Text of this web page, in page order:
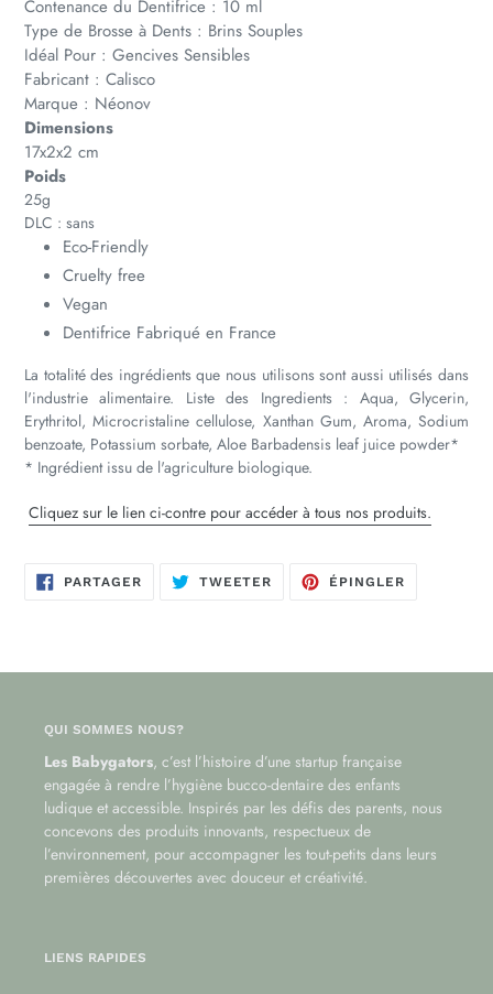
Contenance du Dentifrice : 10 ml
Type de Brosse à Dents : Brins Souples
Idéal Pour : Gencives Sensibles
Fabricant : Calisco
Marque : Néonov
Dimensions
17x2x2 cm
Poids
25g
DLC : sans
Eco-Friendly
Cruelty free
Vegan
Dentifrice Fabriqué en France
La totalité des ingrédients que nous utilisons sont aussi utilisés dans
l'industrie alimentaire. Liste des Ingredients : Aqua, Glycerin,
Erythritol, Microcristaline cellulose, Xanthan Gum, Aroma, Sodium
benzoate, Potassium sorbate, Aloe Barbadensis leaf juice powder*
* Ingrédient issu de l'agriculture biologique.
Cliquez sur le lien ci-contre pour accéder à tous nos produits.
PARTAGERPARTAGER
SUR
TWEETER TWEETERÉPINGLER
QUI SOMMES NOUS?
Les Babygators, c’est l’histoire d’une startup française
engagée à rendre l’hygiène bucco-dentaire des enfants
ludique et accessible. Inspirés par les défis des parents, nous
concevons des produits innovants, respectueux de
l’environnement, pour accompagner les tout-petits dans leurs
premières découvertes avec douceur et créativité.
LIENS RAPIDES